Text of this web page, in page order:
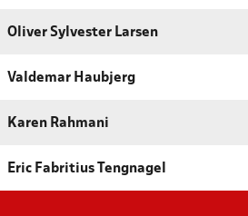
Oliver Sylvester Larsen
Valdemar Haubjerg
Karen Rahmani
Eric Fabritius Tengnagel